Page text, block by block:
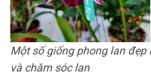
Một số giống phong lan đẹp
và chăm sóc lan